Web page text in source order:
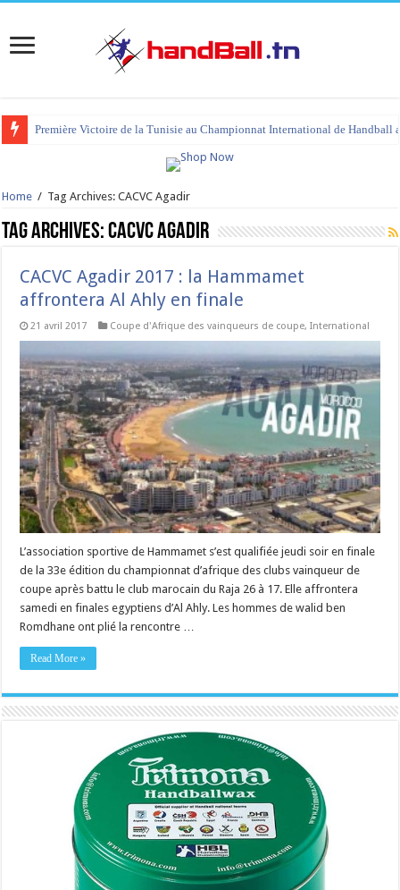
Première Victoire de la Tunisie au Championnat International de Handball
Home / Tag Archives: CACVC Agadir
Tag Archives:CACVC Agadir
CACVC Agadir 2017 : la Hammamet
affrontera Al Ahly en finale
21 avril 2017 Coupe d'Afrique des vainqueurs de coupe,International
L’association sportive de Hammamet s’est qualifiée jeudi soir en finale
de la 33e édition du championnat d’afrique des clubs vainqueur de
coupe après battu le club marocain du Raja 26 à 17. Elle affrontera
samedi en finales egyptiens d’Al Ahly. Les hommes de walid ben
Romdhane ont plié la rencontre …
Read More »